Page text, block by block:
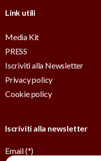
Link utili
Media Kit
PRESS
Iscriviti alla Newsletter
Privacy policy
Cookie policy
Iscriviti alla newsletter
Email (*)